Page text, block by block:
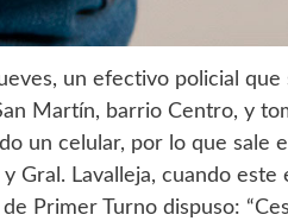
un efectivo policial
Martín, barrio Centro, y
un celular, por lo que sale
Gral. Lavalleja, cuando
Primer Turno dispuso: